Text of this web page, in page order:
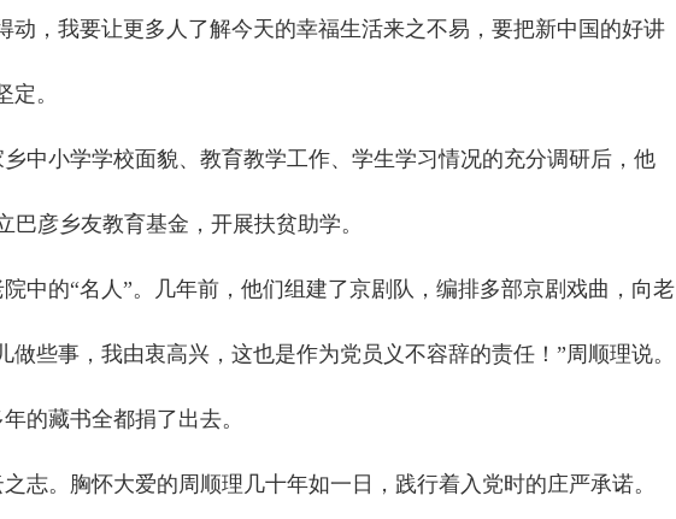
，我要让更多人了解今天的幸福生活来之不易，要把新中国的好讲
。
小学学校面貌、教育教学工作、学生学习情况的充分调研后，他
彦乡友教育基金，开展扶贫助学。
的“名人”。几年前，他们组建了京剧队，编排多部京剧戏曲，向老
些事，我由衷高兴，这也是作为党员义不容辞的责任！”周顺理说。
的藏书全都捐了出去。
。胸怀大爱的周顺理几十年如一日，践行着入党时的庄严承诺。